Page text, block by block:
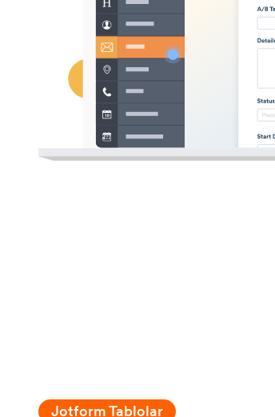
Jotform Tablolar